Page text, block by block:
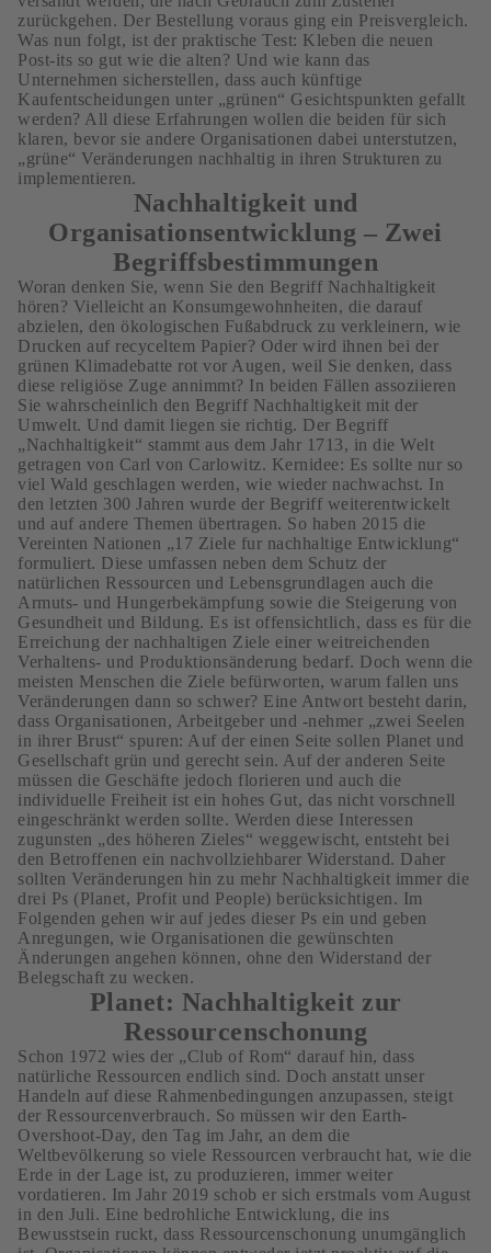
zurückgehen. Der Bestellung voraus ging ein Preisvergleich.
Was nun folgt, ist der praktische Test: Kleben die neuen
Post-its so gut wie die alten? Und wie kann das
Unternehmen sicherstellen, dass auch künftige
Kaufentscheidungen unter „grünen“ Gesichtspunkten gefallt
werden? All diese Erfahrungen wollen die beiden für sich
klaren, bevor sie andere Organisationen dabei unterstutzen,
„grüne“ Veränderungen nachhaltig in ihren Strukturen zu
implementieren.
Nachhaltigkeit und
Organisationsentwicklung – Zwei
Begriffsbestimmungen
Woran denken Sie, wenn Sie den Begriff Nachhaltigkeit
hören? Vielleicht an Konsumgewohnheiten, die darauf
abzielen, den ökologischen Fußabdruck zu verkleinern, wie
Drucken auf recyceltem Papier? Oder wird ihnen bei der
grünen Klimadebatte rot vor Augen, weil Sie denken, dass
diese religiöse Zuge annimmt? In beiden Fällen assoziieren
Sie wahrscheinlich den Begriff Nachhaltigkeit mit der
Umwelt. Und damit liegen sie richtig. Der Begriff
„Nachhaltigkeit“ stammt aus dem Jahr 1713, in die Welt
getragen von Carl von Carlowitz. Kernidee: Es sollte nur so
viel Wald geschlagen werden, wie wieder nachwachst. In
den letzten 300 Jahren wurde der Begriff weiterentwickelt
und auf andere Themen übertragen. So haben 2015 die
Vereinten Nationen „17 Ziele fur nachhaltige Entwicklung“
formuliert. Diese umfassen neben dem Schutz der
natürlichen Ressourcen und Lebensgrundlagen auch die
Armuts- und Hungerbekämpfung sowie die Steigerung von
Gesundheit und Bildung. Es ist offensichtlich, dass es für die
Erreichung der nachhaltigen Ziele einer weitreichenden
Verhaltens- und Produktionsänderung bedarf. Doch wenn die
meisten Menschen die Ziele befürworten, warum fallen uns
Veränderungen dann so schwer? Eine Antwort besteht darin,
dass Organisationen, Arbeitgeber und -nehmer „zwei Seelen
in ihrer Brust“ spuren: Auf der einen Seite sollen Planet und
Gesellschaft grün und gerecht sein. Auf der anderen Seite
müssen die Geschäfte jedoch florieren und auch die
individuelle Freiheit ist ein hohes Gut, das nicht vorschnell
eingeschränkt werden sollte. Werden diese Interessen
zugunsten „des höheren Zieles“ weggewischt, entsteht bei
den Betroffenen ein nachvollziehbarer Widerstand. Daher
sollten Veränderungen hin zu mehr Nachhaltigkeit immer die
drei Ps (Planet, Profit und People) berücksichtigen. Im
Folgenden gehen wir auf jedes dieser Ps ein und geben
Anregungen, wie Organisationen die gewünschten
Änderungen angehen können, ohne den Widerstand der
Belegschaft zu wecken.
Planet: Nachhaltigkeit zur
Ressourcenschonung
Schon 1972 wies der „Club of Rom“ darauf hin, dass
natürliche Ressourcen endlich sind. Doch anstatt unser
Handeln auf diese Rahmenbedingungen anzupassen, steigt
der Ressourcenverbrauch. So müssen wir den Earth-
Overshoot-Day, den Tag im Jahr, an dem die
Weltbevölkerung so viele Ressourcen verbraucht hat, wie die
Erde in der Lage ist, zu produzieren, immer weiter
vordatieren. Im Jahr 2019 schob er sich erstmals vom August
in den Juli. Eine bedrohliche Entwicklung, die ins
Bewusstsein ruckt, dass Ressourcenschonung unumgänglich